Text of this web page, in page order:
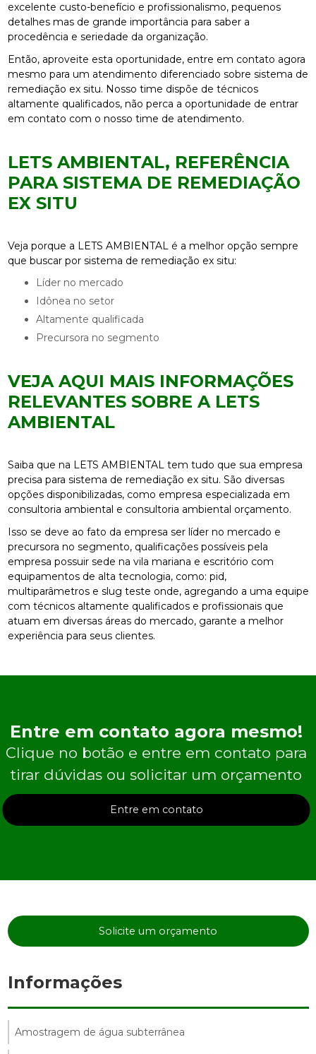
excelente custo-benefício e profissionalismo, pequenos
detalhes mas de grande importância para saber a
procedência e seriedade da organização.
Então, aproveite esta oportunidade, entre em contato agora
mesmo para um atendimento diferenciado sobre sistema de
remediação ex situ. Nosso time dispõe de técnicos
altamente qualificados, não perca a oportunidade de entrar
em contato com o nosso time de atendimento.
LETS AMBIENTAL, REFERÊNCIA
PARA SISTEMA DE REMEDIAÇÃO
EX SITU
Veja porque a LETS AMBIENTAL é a melhor opção sempre
que buscar por sistema de remediação ex situ:
líder no mercado
idônea no setor
altamente qualificada
precursora no segmento
VEJA AQUI MAIS INFORMAÇÕES
RELEVANTES SOBRE A LETS
AMBIENTAL
Saiba que na LETS AMBIENTAL tem tudo que sua empresa
precisa para sistema de remediação ex situ. São diversas
opções disponibilizadas, como empresa especializada em
consultoria ambiental e consultoria ambiental orçamento.
Isso se deve ao fato da empresa ser líder no mercado e
precursora no segmento, qualificações possíveis pela
empresa possuir sede na vila mariana e escritório com
equipamentos de alta tecnologia, como: pid,
multiparâmetros e slug teste onde, agregando a uma equipe
com técnicos altamente qualificados e profissionais que
atuam em diversas áreas do mercado, garante a melhor
experiência para seus clientes.
Entre em contato agora mesmo!
Clique no botão e entre em contato para
tirar dúvidas ou solicitar um orçamento
Entre em contato
Solicite um orçamento
Informações
Amostragem de água subterrânea